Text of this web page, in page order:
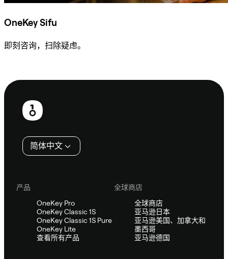
OneKey Sifu
即刻咨询，扫除疑虑。
页
简体中文
产品
OneKey Pro
OneKey Classic 1S
OneKey Classic 1S Pure
OneKey Lite
查看所有产品
全球商店
全球商店
亚马逊日本
亚马逊美国、加拿大和
墨西哥
亚马逊德国